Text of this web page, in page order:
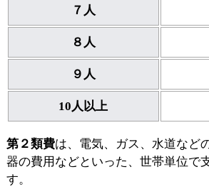
７人
８人
９人
10人以上
第２類費は、電気、ガス、水道など
器の費用などといった、世帯単位で
す。